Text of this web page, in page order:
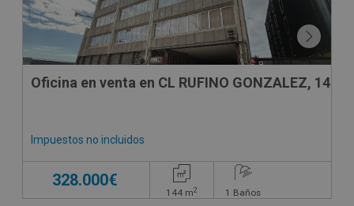
Oficina en venta en CL RUFINO GONZALEZ, 14
Impuestos no incluidos
328.000€
144 m2 1 Baños